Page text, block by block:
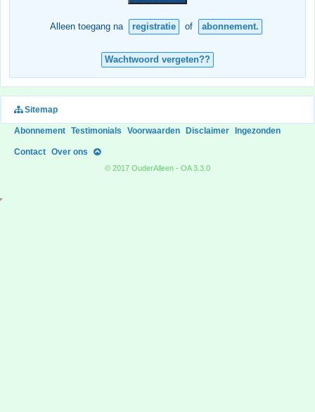
Alleen toegang na registratie of abonnement.
Wachtwoord vergeten??
Sitemap
Abonnement Testimonials Voorwaarden Disclaimer Ingezonden
Contact Over ons
© 2017 OuderAlleen - OA 3.3.0